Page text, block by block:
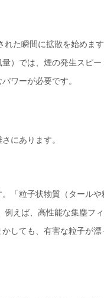
た瞬間に拡散を始めま
）では、煙の発生スピ
ワーが必要です。
にあります。
「粒子状物質（タール
えば、高性能な集塵フ
しても、有害な粒子が